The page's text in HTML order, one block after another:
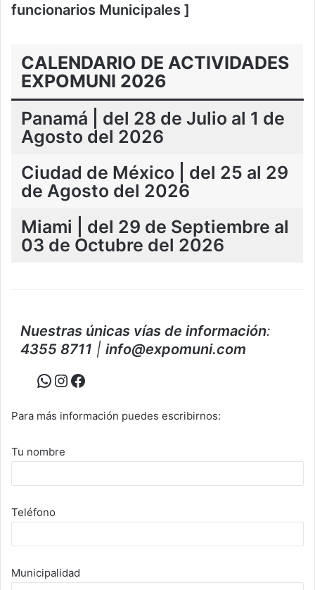
funcionarios Municipales ]
CALENDARIO DE ACTIVIDADES
EXPOMUNI 2026
Panamá | del 28 de Julio al 1 de
Agosto del 2026
Ciudad de México | del 25 al 29
de Agosto del 2026
Miami | del 29 de Septiembre al
03 de Octubre del 2026
Nuestras únicas vías de información:
4355 8711 | info@expomuni.com
WhatsApp
Instagram
Facebook
Para más información puedes escribirnos:
Tu nombre
Teléfono
Municipalidad